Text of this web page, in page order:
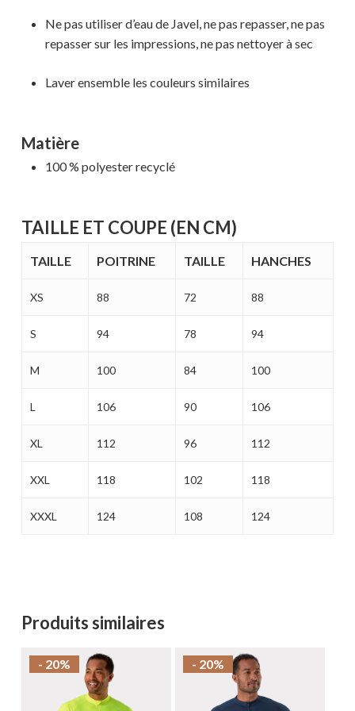
Ne pas utiliser d’eau de Javel, ne pas repasser, ne pas
repasser sur les impressions, ne pas nettoyer à sec
Laver ensemble les couleurs similaires
Matière
100 % polyester recyclé
TAILLE ET COUPE (EN CM)
TAILLE POITRINE TAILLE HANCHES
XS 88 72 88
S 94 78 94
M 100 84 100
L 106 90 106
XL 112 96 112
XXL 118 102 118
XXXL 124 108 124
Produits similaires
- 20% - 20%